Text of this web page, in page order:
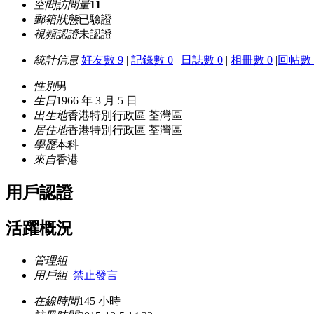
空間訪問量11
郵箱狀態已驗證
視頻認證未認證
統計信息 好友數 9 | 記錄數 0 | 日誌數 0 | 相冊數 0 |回帖數
性別男
生日1966 年 3 月 5 日
出生地香港特別行政區 荃灣區
居住地香港特別行政區 荃灣區
學歷本科
來自香港
用戶認證
活躍概況
管理組
用戶組 禁止發言
在線時間145 小時